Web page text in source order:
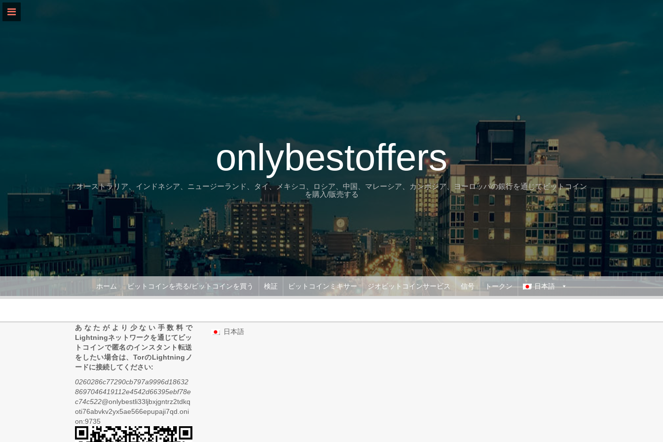
Skip
onlybestoffers
オーストラリア、インドネシア、ニュージーランド、タイ、メキシコ、ロシア、中国、マレーシア、カンボジア、ヨーロッパの銀行を通じてビットコイン
を購入/販売する
ホーム ビットコインを売る/ビットコインを買う 検証 ビットコインミキサー ジオビットコインサービス 信号 トークン 日本語
あなたがより少ない手数料で
Lightningネットワークを通じてビッ
トコインで匿名のインスタント転送
をしたい場合は、TorのLightningノ
ードに接続してください:
0260286c77290cb797a9996d18632
8697046419112e4542d66395ebf78e
c74c522@onlybestli33ljbxjgntrz2tdkq
oti76abvkv2yx5ae566epupaji7qd.oni
on:9735
日本語